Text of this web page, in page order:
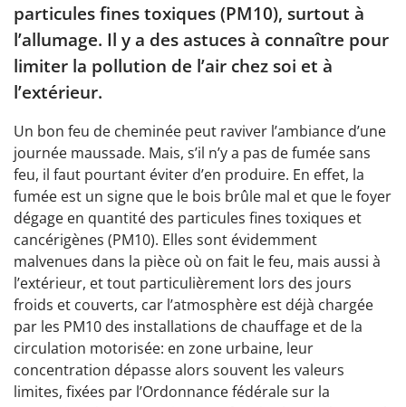
particules fines toxiques (PM10), surtout à
l’allumage. Il y a des astuces à connaître pour
limiter la pollution de l’air chez soi et à
l’extérieur.
Un bon feu de cheminée peut raviver l’ambiance d’une
journée maussade. Mais, s’il n’y a pas de fumée sans
feu, il faut pourtant éviter d’en produire. En effet, la
fumée est un signe que le bois brûle mal et que le foyer
dégage en quantité des particules fines toxiques et
cancérigènes (PM10). Elles sont évidemment
malvenues dans la pièce où on fait le feu, mais aussi à
l’extérieur, et tout particulièrement lors des jours
froids et couverts, car l’atmosphère est déjà chargée
par les PM10 des installations de chauffage et de la
circulation motorisée: en zone urbaine, leur
concentration dépasse alors souvent les valeurs
limites, fixées par l’Ordonnance fédérale sur la